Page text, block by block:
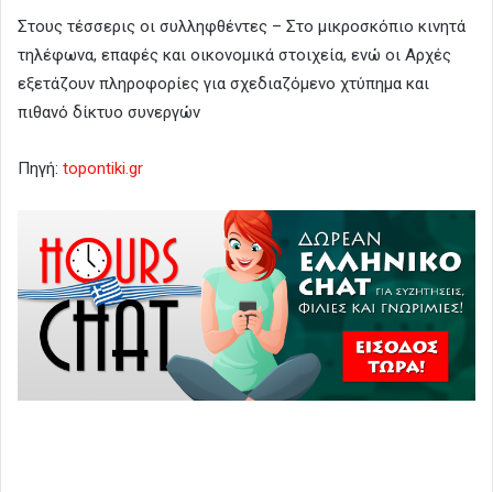
Στους τέσσερις οι συλληφθέντες – Στο μικροσκόπιο κινητά
τηλέφωνα, επαφές και οικονομικά στοιχεία, ενώ οι Αρχές
εξετάζουν πληροφορίες για σχεδιαζόμενο χτύπημα και
πιθανό δίκτυο συνεργών
Πηγή: topontiki.gr